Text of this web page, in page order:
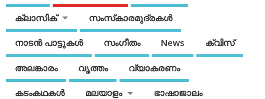
ക്ലാസിക് സംസ്‌കാരമുദ്രകള്‍
നാടന്‍ പാട്ടുകള്‍ സംഗീതം News ക്വിസ്
അലങ്കാരം വൃത്തം വ്യാകരണം
കടംകഥകള്‍ മലയാളം ഭാഷാജാലം